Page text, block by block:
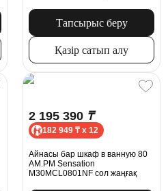
Тапсырыс беру
Қазір сатып алу
2 195 390 ₸
182 949 ₸ x 12
Айнасы бар шкаф в ванную 80
AM.PM Sensation
M30MCL0801NF сол жаңғақ